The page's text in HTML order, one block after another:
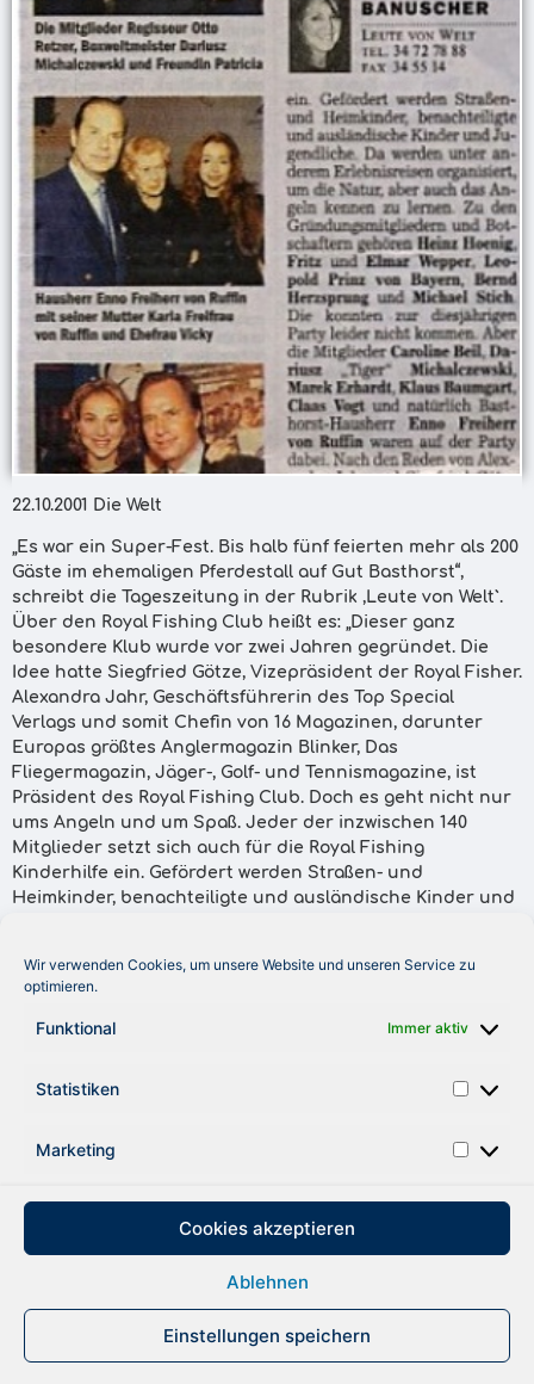
Wir verwenden Cookies, um unsere Website und unseren Service zu
optimieren.
Funktional Immer aktiv
Statistiken
Marketing
Cookies akzeptieren
Ablehnen
Einstellungen speichern
22.10.2001 Die Welt
„Es war ein Super-Fest. Bis halb fünf feierten mehr als 200
Gäste im ehemaligen Pferdestall auf Gut Basthorst“,
schreibt die Tageszeitung in der Rubrik ,Leute von Welt`.
Über den Royal Fishing Club heißt es: „Dieser ganz
besondere Klub wurde vor zwei Jahren gegründet. Die
Idee hatte Siegfried Götze, Vizepräsident der Royal Fisher.
Alexandra Jahr, Geschäftsführerin des Top Special
Verlags und somit Chefin von 16 Magazinen, darunter
Europas größtes Anglermagazin Blinker, Das
Fliegermagazin, Jäger-, Golf- und Tennismagazine, ist
Präsident des Royal Fishing Club. Doch es geht nicht nur
ums Angeln und um Spaß. Jeder der inzwischen 140
Mitglieder setzt sich auch für die Royal Fishing
Kinderhilfe ein. Gefördert werden Straßen- und
Heimkinder, benachteiligte und ausländische Kinder und
zu lernen.“ Zur Party schreibt Die Welt: „Nach den Reden
von Alexandra Jahr und Siegfried Götze (bedankten sich
bei den Sponsoren) lockte auf der Galerie ein köstliches
Superstimmung.
DATENSCHUTZ IMPRESSUM